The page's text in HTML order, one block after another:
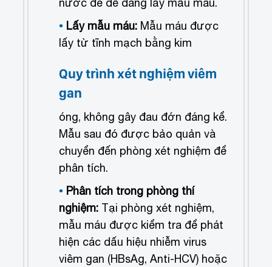
nước để dễ dàng lấy mẫu máu.
Lấy mẫu máu: Mẫu máu được
lấy từ tĩnh mạch bằng kim
Quy trình xét nghiệm viêm
gan
óng, không gây đau đớn đáng kể.
Mẫu sau đó được bảo quản và
chuyển đến phòng xét nghiệm để
phân tích.
Phân tích trong phòng thí
nghiệm: Tại phòng xét nghiệm,
mẫu máu được kiểm tra để phát
hiện các dấu hiệu nhiễm virus
viêm gan (HBsAg, Anti-HCV) hoặc